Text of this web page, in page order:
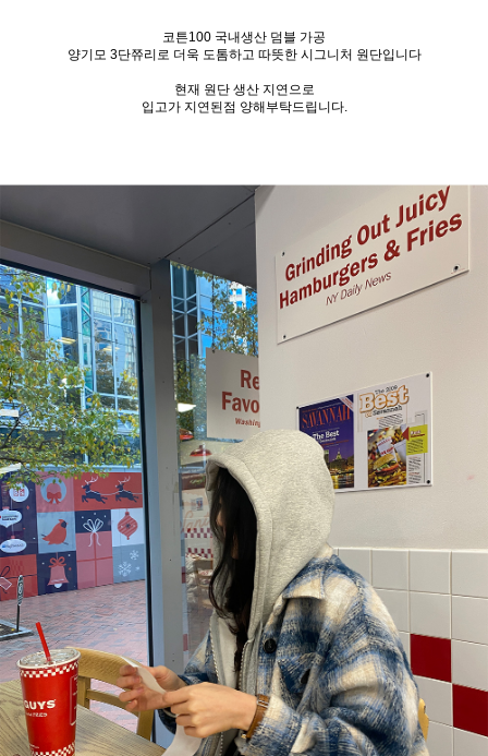
코튼100 국내생산 덤블 가공
양기모 3단쮸리로 더욱 도톰하고 따뜻한 시그니처 원단입니다
현재 원단 생산 지연으로
입고가 지연된점 양해부탁드립니다.